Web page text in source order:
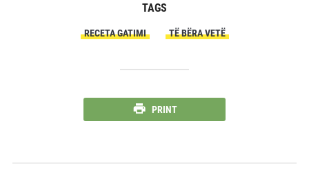
TAGS
RECETA GATIMI TË BËRA VETË
PRINT